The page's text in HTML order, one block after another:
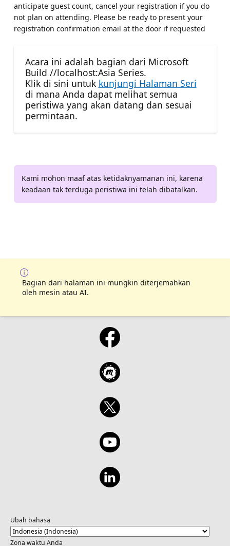
anticipate guest count, cancel your registration if you do
not plan on attending. Please be ready to present your
registration confirmation email at the door if requested
Acara ini adalah bagian dari Microsoft
Build //localhost:Asia Series.
Klik di sini untuk kunjungi Halaman Seri
di mana Anda dapat melihat semua
peristiwa yang akan datang dan sesuai
permintaan.
Kami mohon maaf atas ketidaknyamanan ini, karena
keadaan tak terduga peristiwa ini telah dibatalkan.
Bagian dari halaman ini mungkin diterjemahkan
oleh mesin atau AI.
Ubah bahasa
Zona waktu Anda